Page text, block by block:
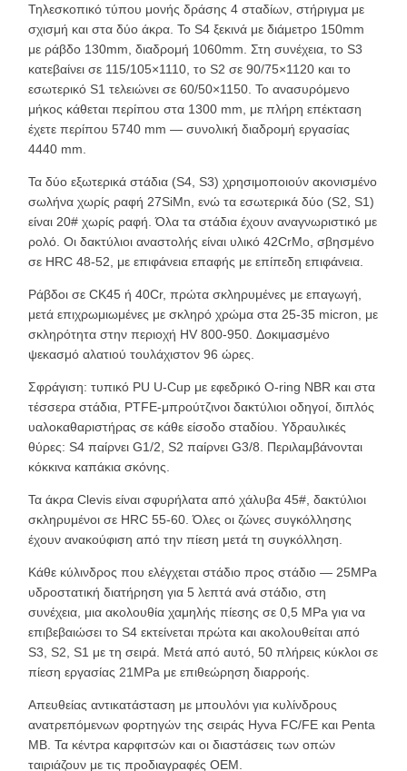
Τηλεσκοπικό τύπου μονής δράσης 4 σταδίων, στήριγμα με
σχισμή και στα δύο άκρα. Το S4 ξεκινά με διάμετρο 150mm
με ράβδο 130mm, διαδρομή 1060mm. Στη συνέχεια, το S3
κατεβαίνει σε 115/105×1110, το S2 σε 90/75×1120 και το
εσωτερικό S1 τελειώνει σε 60/50×1150. Το ανασυρόμενο
μήκος κάθεται περίπου στα 1300 mm, με πλήρη επέκταση
έχετε περίπου 5740 mm — συνολική διαδρομή εργασίας
4440 mm.
Τα δύο εξωτερικά στάδια (S4, S3) χρησιμοποιούν ακονισμένο
σωλήνα χωρίς ραφή 27SiMn, ενώ τα εσωτερικά δύο (S2, S1)
είναι 20# χωρίς ραφή. Όλα τα στάδια έχουν αναγνωριστικό με
ρολό. Οι δακτύλιοι αναστολής είναι υλικό 42CrMo, σβησμένο
σε HRC 48-52, με επιφάνεια επαφής με επίπεδη επιφάνεια.
Ράβδοι σε CK45 ή 40Cr, πρώτα σκληρυμένες με επαγωγή,
μετά επιχρωμιωμένες με σκληρό χρώμα στα 25-35 micron, με
σκληρότητα στην περιοχή HV 800-950. Δοκιμασμένο
ψεκασμό αλατιού τουλάχιστον 96 ώρες.
Σφράγιση: τυπικό PU U-Cup με εφεδρικό O-ring NBR και στα
τέσσερα στάδια, PTFE-μπρούτζινοι δακτύλιοι οδηγοί, διπλός
υαλοκαθαριστήρας σε κάθε είσοδο σταδίου. Υδραυλικές
θύρες: S4 παίρνει G1/2, S2 παίρνει G3/8. Περιλαμβάνονται
κόκκινα καπάκια σκόνης.
Τα άκρα Clevis είναι σφυρήλατα από χάλυβα 45#, δακτύλιοι
σκληρυμένοι σε HRC 55-60. Όλες οι ζώνες συγκόλλησης
έχουν ανακούφιση από την πίεση μετά τη συγκόλληση.
Κάθε κύλινδρος που ελέγχεται στάδιο προς στάδιο — 25MPa
υδροστατική διατήρηση για 5 λεπτά ανά στάδιο, στη
συνέχεια, μια ακολουθία χαμηλής πίεσης σε 0,5 MPa για να
επιβεβαιώσει το S4 εκτείνεται πρώτα και ακολουθείται από
S3, S2, S1 με τη σειρά. Μετά από αυτό, 50 πλήρεις κύκλοι σε
πίεση εργασίας 21MPa με επιθεώρηση διαρροής.
Απευθείας αντικατάσταση με μπουλόνι για κυλίνδρους
ανατρεπόμενων φορτηγών της σειράς Hyva FC/FE και Penta
MB. Τα κέντρα καρφιτσών και οι διαστάσεις των οπών
ταιριάζουν με τις προδιαγραφές OEM.